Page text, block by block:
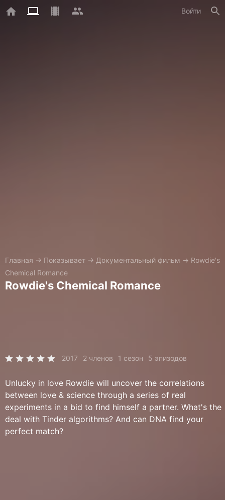
Войти
Главная → Показывает → Документальный фильм → Rowdie's
Chemical Romance
Rowdie's Chemical Romance
2017 2 членов 1 сезон 5 эпизодов
Unlucky in love Rowdie will uncover the correlations
between love & science through a series of real
experiments in a bid to find himself a partner. What's the
deal with Tinder algorithms? And can DNA find your
perfect match?